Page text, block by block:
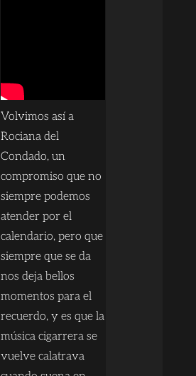
Volvimos así a
Rociana del
Condado, un
compromiso que no
siempre podemos
atender por el
calendario, pero que
siempre que se da
nos deja bellos
momentos para el
recuerdo, y es que la
música cigarrera se
vuelve calatrava